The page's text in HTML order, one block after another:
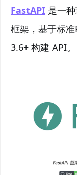
FastAPI 是一
框架，基于标
3.6+ 构建 API。